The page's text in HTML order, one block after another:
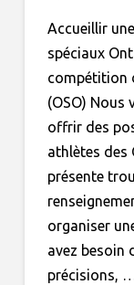
Accueillir
spéciaux
compétition
(OSO) Nous
offrir des
athlètes des
présente
organiser
avez besoin
précisions,